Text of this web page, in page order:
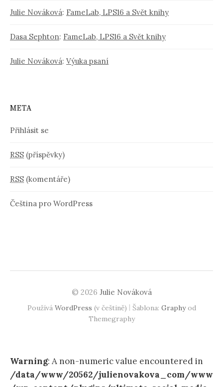
Julie Nováková: FameLab, LPS16 a Svět knihy
Dasa Sephton: FameLab, LPS16 a Svět knihy
Julie Nováková: Výuka psaní
META
Přihlásit se
RSS (příspěvky)
RSS (komentáře)
Čeština pro WordPress
© 2026 Julie Nováková
Používá WordPress (v češtině) | Šablona: Graphyod
Themegraphy
Warning: A non-numeric value encountered in
/data/www/20562/julienovakova_com/www